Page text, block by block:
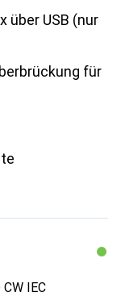
über USB (nur
für
IEC